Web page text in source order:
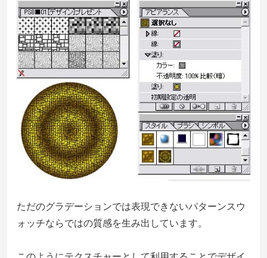
ただのグラデーションでは表現できないパターンスウ
ォッチならではの質感を生み出しています。